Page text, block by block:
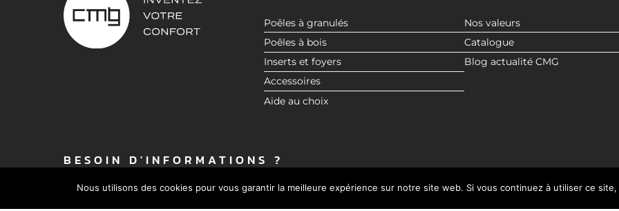
Poêles à granulés
Poêles à bois
Inserts et foyers
Accessoires
Aide au choix
Nos valeurs
Catalogue
Blog actualité CMG
BESOIN D'INFORMATIONS ?
Nous utilisons des cookies pour vous garantir la meilleure expérience sur notre site web. Si vous continuez à utiliser ce